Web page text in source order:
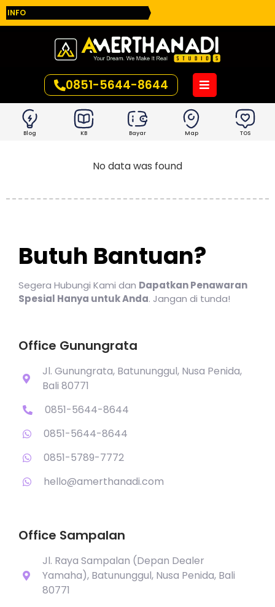
INFO
0851-5644-8644
Blog KB Bayar Map TOS
No data was found
Butuh Bantuan?
Segera Hubungi Kami dan Dapatkan Penawaran
Spesial Hanya untuk Anda. Jangan di tunda!
Office Gunungrata
Jl. Gunungrata, Batununggul, Nusa Penida,
Bali 80771
0851-5644-8644
0851-5644-8644
0851-5789-7772
hello@amerthanadi.com
Office Sampalan
Jl. Raya Sampalan (Depan Dealer
Yamaha), Batununggul, Nusa Penida, Bali
80771